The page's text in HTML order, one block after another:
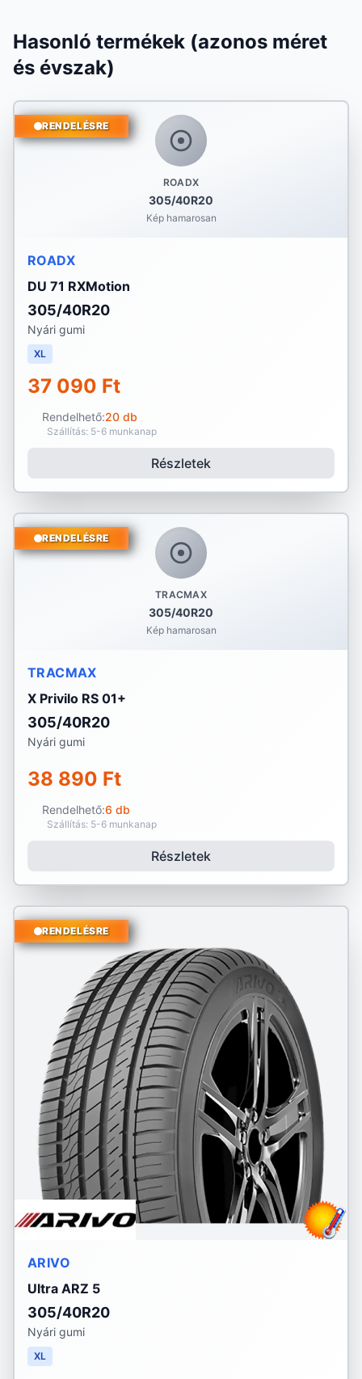
Hasonló termékek (azonos méret
és évszak)
ROADX
305/40R20
Kép hamarosan
RENDELÉSRE
ROADX
DU 71 RXMotion
305/40R20
Nyári gumi
XL
37 090 Ft
Rendelhető:20 db
Szállítás: 5-6 munkanap
Részletek
TRACMAX
305/40R20
Kép hamarosan
RENDELÉSRE
TRACMAX
X Privilo RS 01+
305/40R20
Nyári gumi
38 890 Ft
Rendelhető:6 db
Szállítás: 5-6 munkanap
Részletek
RENDELÉSRE
ARIVO
Ultra ARZ 5
305/40R20
Nyári gumi
XL